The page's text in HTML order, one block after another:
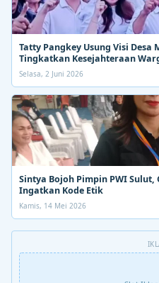
Tatty Pangkey Usung Visi Desa
Tingkatkan Kesejahteraan
Selasa, 2 Juni 2026
Sintya Bojoh Pimpin PWI Sulut,
Ingatkan Kode Etik
Kamis, 14 Mei 2026